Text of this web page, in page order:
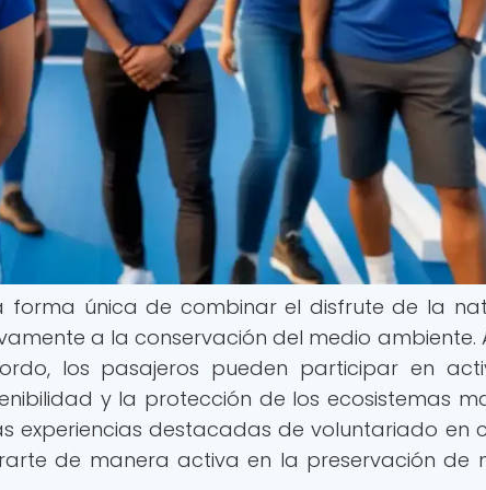
forma única de combinar el disfrute de la
a la conservación del medio ambiente.
los pasajeros pueden participar en
y la protección de los ecosistemas
experiencias destacadas de voluntariado en
de manera activa en la preservación de